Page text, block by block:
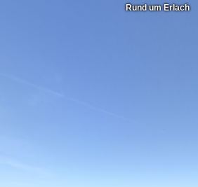
Rund um Erlach